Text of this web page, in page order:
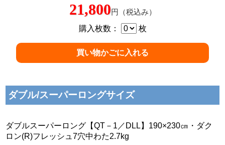
21,800円（税込み）
購入枚数：
枚
ダブル/スーパーロングサイズ
ダブルスーパーロング【QT－1／DLL】190×230㎝・ダク
ロン(R)フレッシュ7穴中わた2.7kg